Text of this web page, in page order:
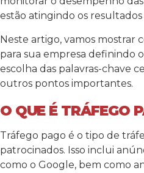
estão atingindo os resultados
Neste artigo, vamos mostrar
para sua empresa definindo
escolha das palavras-chave
outros pontos importantes.
O QUE É TRÁFEGO
Tráfego pago é o tipo de
patrocinados. Isso inclui
como o Google, bem como